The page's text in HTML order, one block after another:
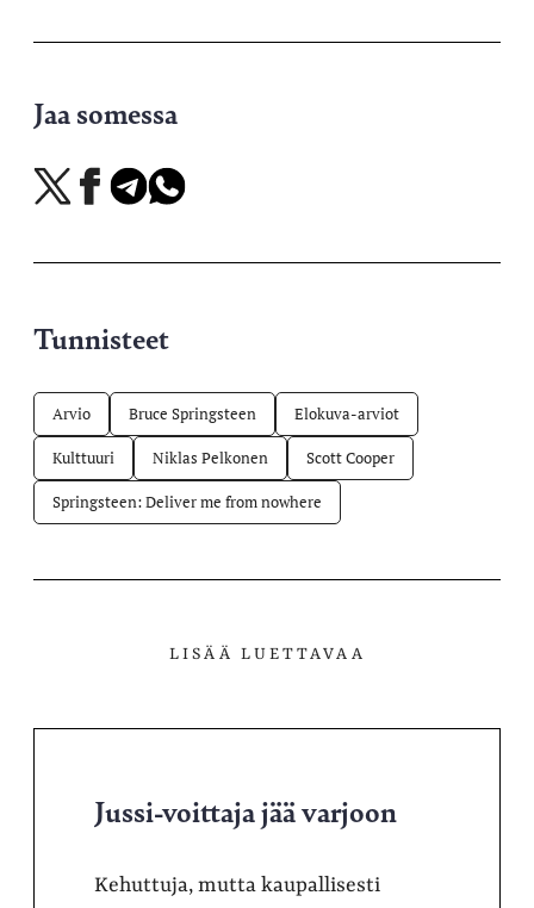
Jaa somessa
Jaa
X-
Jaa
Facebookissa
Jaa
Telegramissa
Jaa
WhatsAppissa
Tunnisteet
Arvio Bruce Springsteen Elokuva-arviot
Kulttuuri Niklas Pelkonen Scott Cooper
Springsteen: Deliver me from nowhere
LISÄÄ LUETTAVAA
Jussi-voittaja jää varjoon
Kehuttuja, mutta kaupallisesti